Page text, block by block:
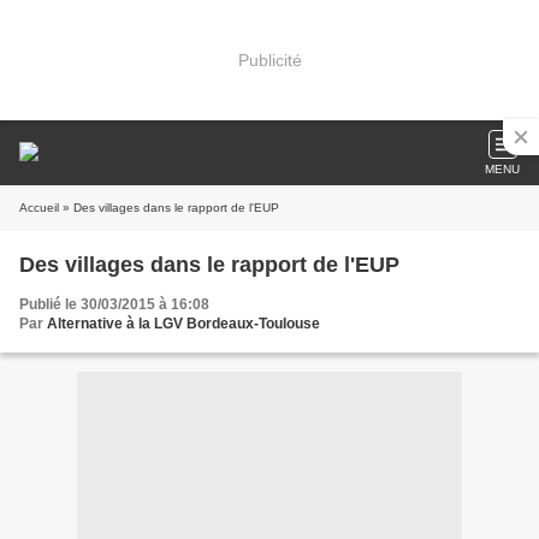
Publicité
MENU
Accueil » Des villages dans le rapport de l'EUP
Des villages dans le rapport de l'EUP
Publié le 30/03/2015 à 16:08
Par Alternative à la LGV Bordeaux-Toulouse